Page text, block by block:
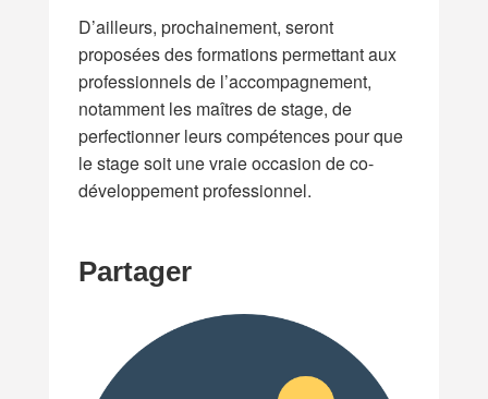
D’ailleurs, prochainement, seront
proposées des formations permettant aux
professionnels de l’accompagnement,
notamment les maîtres de stage, de
perfectionner leurs compétences pour que
le stage soit une vraie occasion de co-
développement professionnel.
Partager